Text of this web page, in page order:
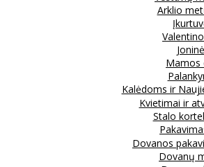
Arklio
Mamos
Kalėdoms ir
Kvietimai ir
Stalo
Dovanos
Dovanų